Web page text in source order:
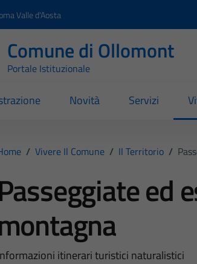
Valle d'Aosta
Comune di Ollomont
Portale Istituzionale
Novità Servizi
/ Vivere Il Comune / Il Territorio /
Passeggiate ed
itinerari turistici naturalistici